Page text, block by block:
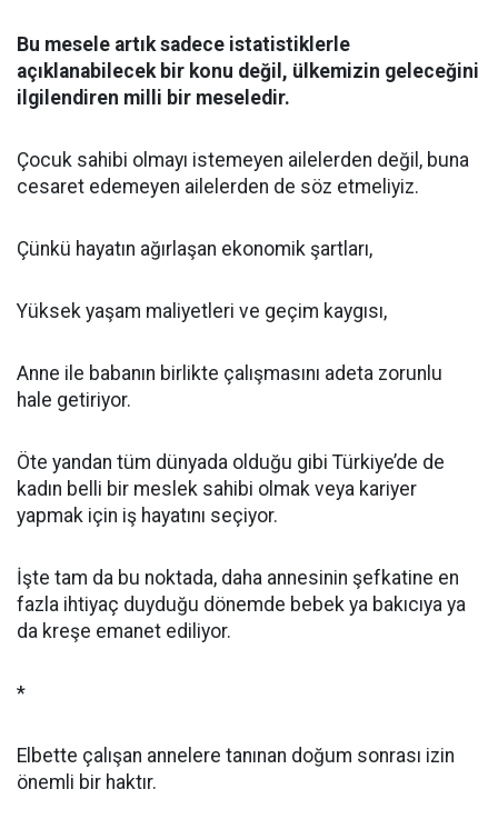
Bu mesele artık sadece istatistiklerle
açıklanabilecek bir konu değil, ülkemizin geleceğini
ilgilendiren milli bir meseledir.
Çocuk sahibi olmayı istemeyen ailelerden değil, buna
cesaret edemeyen ailelerden de söz etmeliyiz.
Çünkü hayatın ağırlaşan ekonomik şartları,
Yüksek yaşam maliyetleri ve geçim kaygısı,
Anne ile babanın birlikte çalışmasını adeta zorunlu
hale getiriyor.
Öte yandan tüm dünyada olduğu gibi Türkiye’de de
kadın belli bir meslek sahibi olmak veya kariyer
yapmak için iş hayatını seçiyor.
İşte tam da bu noktada, daha annesinin şefkatine en
fazla ihtiyaç duyduğu dönemde bebek ya bakıcıya ya
da kreşe emanet ediliyor.
*
Elbette çalışan annelere tanınan doğum sonrası izin
önemli bir haktır.